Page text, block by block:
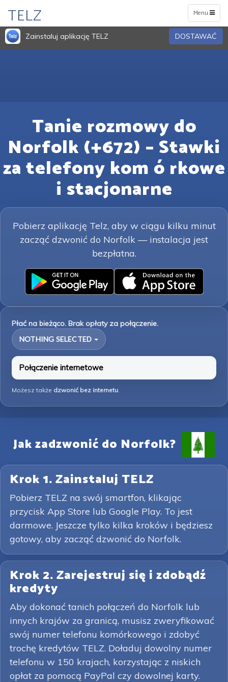
Toggle
navigation
Menu
TELZ
Zainstaluj aplikację TELZ DOSTAWAĆ
Tanie rozmowy do
Norfolk (+672) – Stawki
za telefony kom ó rkowe
i stacjonarne
Pobierz aplikację Telz, aby w ciągu kilku minut
zacząć dzwonić do Norfolk — instalacja jest
bezpłatna.
Płać na bieżąco. Brak opłaty za połączenie.
NOTHING SELECTED
Połączenie internetowe
Możesz także dzwonić bez internetu.
Jak zadzwonić do Norfolk?
Krok 1. Zainstaluj TELZ
Pobierz TELZ na swój smartfon, klikając
przycisk App Store lub Google Play. To jest
darmowe. Jeszcze tylko kilka kroków i będziesz
gotowy, aby zacząć dzwonić do Norfolk.
Krok 2. Zarejestruj się i zdobądź
kredyty
Aby dokonać tanich połączeń do Norfolk lub
innych krajów za granicą, musisz zweryfikować
swój numer telefonu komórkowego i zdobyć
trochę kredytów TELZ. Doładuj dowolny numer
telefonu w 150 krajach, korzystając z niskich
opłat za pomocą PayPal czy dowolnej karty.